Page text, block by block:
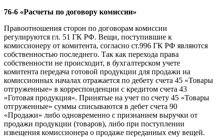
76-6 «Расчеты по договору комиссии»
Правоотношения сторон по договорам комиссии
регулируются гл. 51 ГК РФ. Вещи, поступившие к
комиссионеру от комитента, согласно ст.996 ГК РФ являются
собственностью последнего. Так как перехода права
собственности не происходит, в бухгалтерском учете
комитента передача готовой продукции для продажи на
комиссионных началах отражается по дебету счета 45 «Товары
отгруженные» в корреспонденции с кредитом счета 43
«Готовая продукция». Принятые на учет по счету 45 «Товары
отгруженные» суммы списываются в дебет счета 90
«Продажи» либо одновременно с признанием выручки от
продажи продукции (товаров), либо при поступлении
извещения комиссионера о продаже переданных ему вещей.